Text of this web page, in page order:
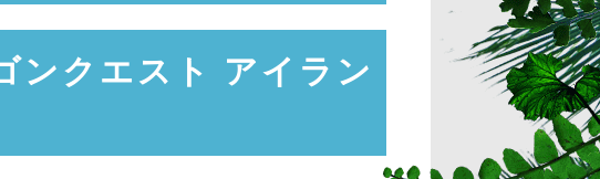
ンクエスト アイラン